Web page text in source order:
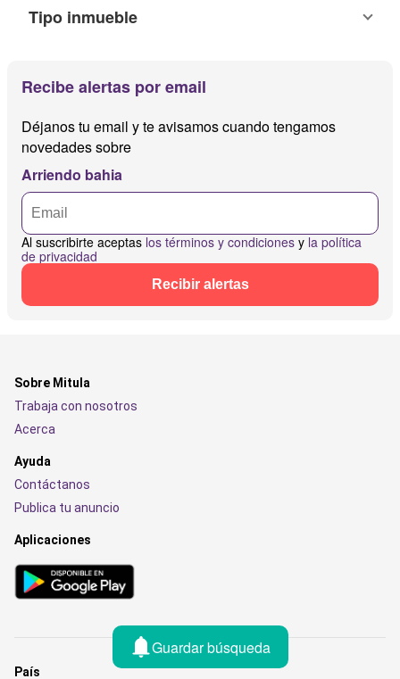
Tipo inmueble
Recibe alertas por email
Déjanos tu email y te avisamos cuando tengamos
novedades sobre
Arriendo bahia
Al suscribirte aceptas los términos y condiciones y la política
de privacidad
Recibir alertas
Guardar búsqueda
Sobre Mitula
Trabaja con nosotros
Acerca
Ayuda
Contáctanos
Publica tu anuncio
Aplicaciones
País